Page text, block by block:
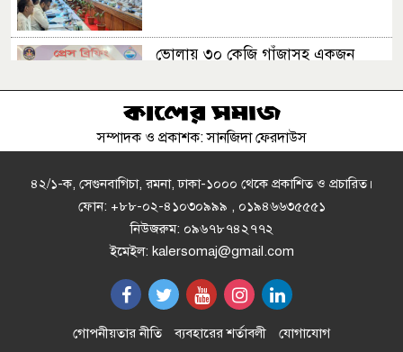
ভোলায় ৩০ কেজি গাঁজাসহ একজন
আল্লামা শাহ আহমেদ শফীর (রহ.) কবর
ফটিকছড়িতে হেফাজত আমিরের সঙ্গে
প্রধানমন্ত্রীর সাক্ষাৎ বাবুনগর মাদরাসায়
কটিয়াদীতে যুবককে হত্যা
সম্পাদক ও প্রকাশক: সানজিদা ফেরদাউস
৪২/১-ক, সেগুনবাগিচা, রমনা, ঢাকা-১০০০ থেকে প্রকাশিত ও প্রচারিত।
ফোন: +৮৮-০২-৪১০৩০৯৯৯ , ০১৯৪৬৬৩৫৫৫১
নিউজরুম: ০৯৬৭৮৭৪২৭৭২
ইমেইল: kalersomaj@gmail.com
গোপনীয়তার নীতি ব্যবহারের শর্তাবলী যোগাযোগ